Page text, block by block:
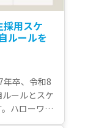
用スケ
ルールを
年卒、令和8
ールとスケ
ハローワー
企業による